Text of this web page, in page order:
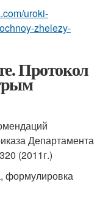
uroki-
zhelezy-
Протокол
Департамента
(2011г.)
формулировка